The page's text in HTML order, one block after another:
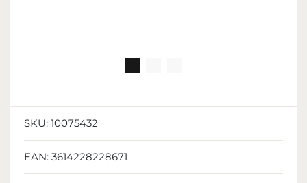
SKU: 10075432
EAN: 3614228228671